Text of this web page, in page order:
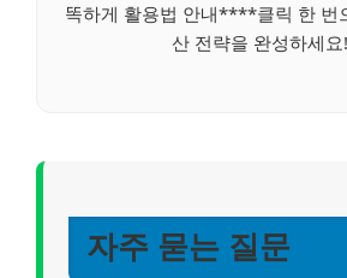
똑하게 활용법 안내****클릭 한 번
산 전략을 완성하세
자주 묻는 질문